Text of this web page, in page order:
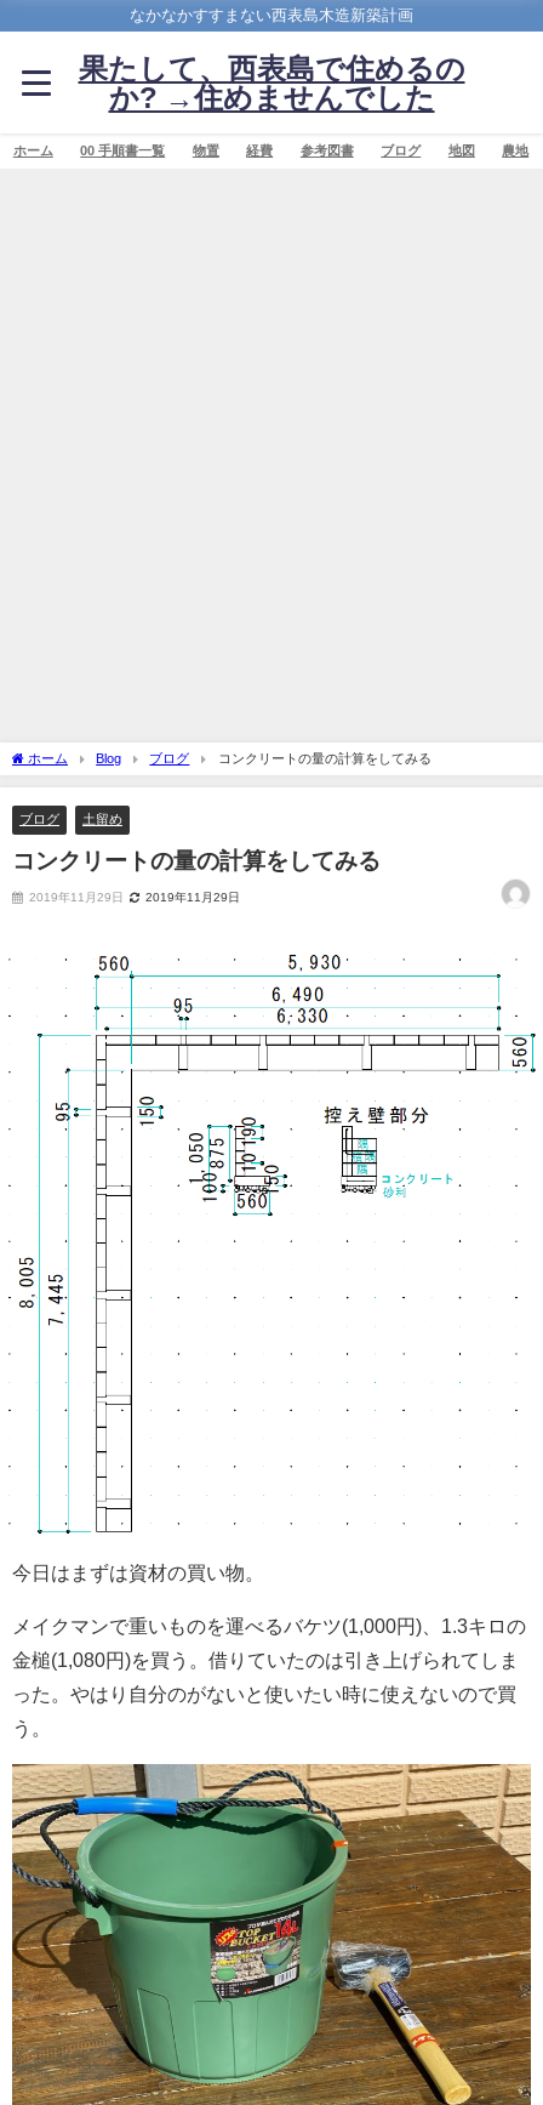
なかなかすすまない西表島木造新築計画
果たして、西表島で住めるの
か? →住めませんでした
ホーム 00 手順書一覧 物置 経費 参考図書 ブログ 地図 農地
ホーム Blog ブログ コンクリートの量の計算をしてみる
ブログ 土留め
コンクリートの量の計算をしてみる
2019年11月29日 2019年11月29日
今日はまずは資材の買い物。
メイクマンで重いものを運べるバケツ(1,000円)、1.3キロの
金槌(1,080円)を買う。借りていたのは引き上げられてしま
った。やはり自分のがないと使いたい時に使えないので買
う。